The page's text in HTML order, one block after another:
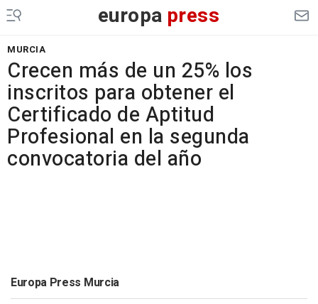
europa press
MURCIA
Crecen más de un 25% los
inscritos para obtener el
Certificado de Aptitud
Profesional en la segunda
convocatoria del año
Europa Press Murcia